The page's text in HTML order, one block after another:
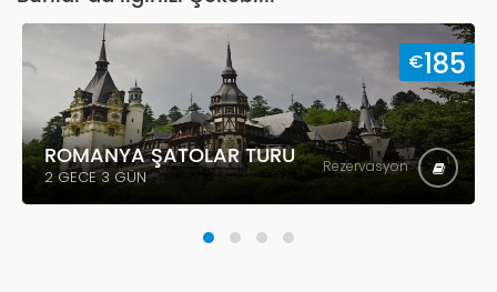
€185
ROMANYA ŞATOLAR TURU
2 GECE 3 GÜN
Rezervasyon